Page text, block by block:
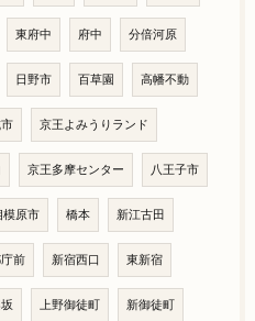
東府中 府中 分倍河原
日野市 百草園 高幡不動
京王よみうりランド
京王多摩センター 八王子市
模原市 橋本 新江古田
前 新宿西口 東新宿
上野御徒町 新御徒町